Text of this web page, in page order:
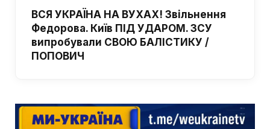
ВСЯ УКРАЇНА НА ВУХАХ! Звільнення
Федорова. Київ ПІД УДАРОМ. ЗСУ
випробували СВОЮ БАЛІСТИКУ /
ПОПОВИЧ